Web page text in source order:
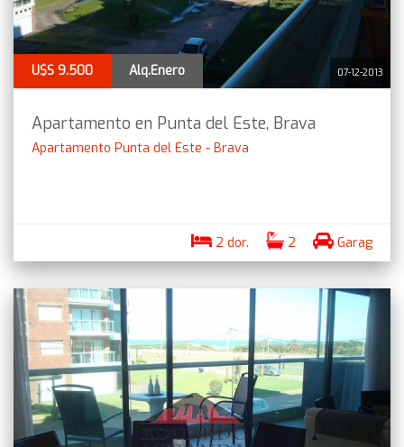
07-12-2013
U$S 9.500 Alq.Enero
Apartamento en Punta del Este, Brava
Apartamento Punta del Este - Brava
2 dor. 2 Garag